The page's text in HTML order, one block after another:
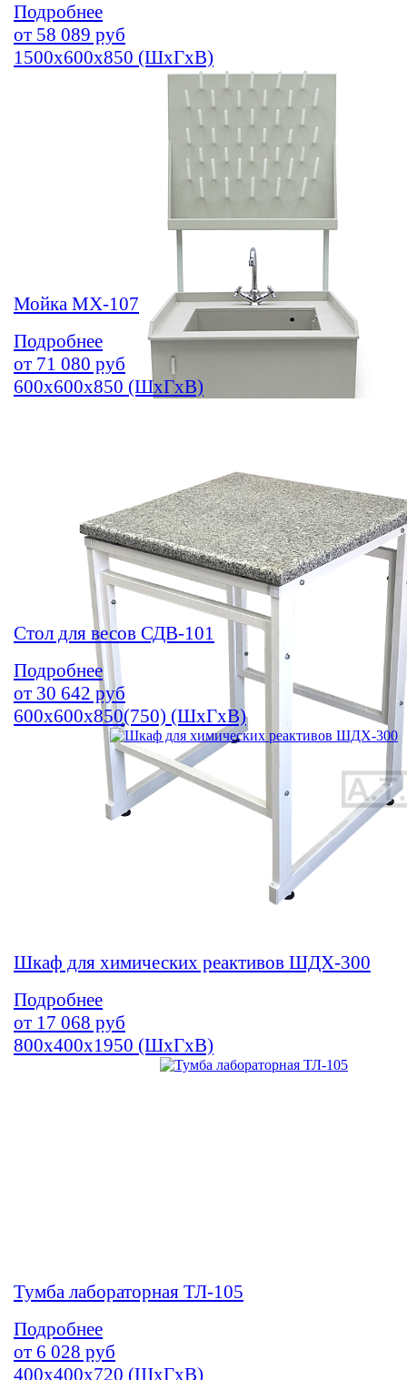
Подробнее
от 58 089 руб
1500х600х850 (ШхГхВ)
Мойка МХ-107
Подробнее
от 71 080 руб
600х600х850 (ШхГхВ)
Стол для весов СДВ-101
Подробнее
от 30 642 руб
600х600х850(750) (ШхГхВ)
Шкаф для химических реактивов ШДХ-300
Подробнее
от 17 068 руб
800х400х1950 (ШхГхВ)
Тумба лабораторная ТЛ-105
Подробнее
от 6 028 руб
400х400х720 (ШхГхВ)